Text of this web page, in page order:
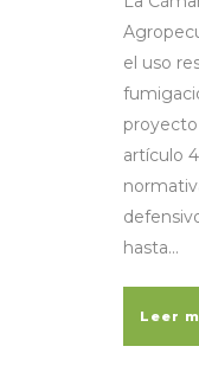
el uso
artículo
hasta...
Leer